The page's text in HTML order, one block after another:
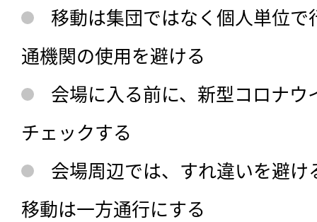
移動は集団ではなく個人単位
通機関の使用を避ける
会場に入る前に、新型コロナ
チェックする
会場周辺では、すれ違いを避
移動は一方通行にする